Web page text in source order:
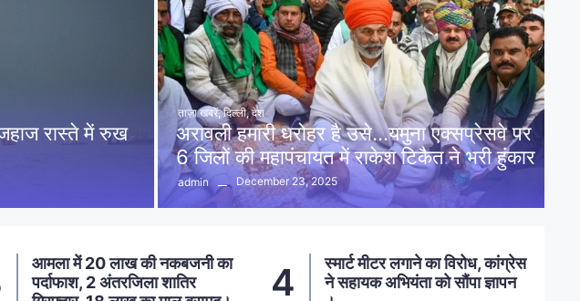
रास्ते में रुख
ताज़ा खबरें, दिल्ली, देश
अरावली हमारी धरोहर है उसे…यमुना एक्सप्रेसवे पर
6 जिलों की महापंचायत में राकेश टिकैत ने भरी हुंकार
admin December 23, 2025
स्मार्ट मीटर लगाने का विरोध, कांग्रेस
ने सहायक अभियंता को सौंपा ज्ञापन
5
नलखेड़ा: मां बगलामुखी मंदिर क्षेत्र में
प्रशासन का दोहरा रवैया, गरीबों पर
चला कार्रवाई का डंडा, बड़े